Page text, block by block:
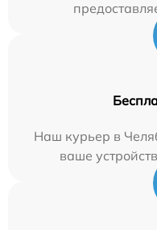
Наш курьер в
ваше